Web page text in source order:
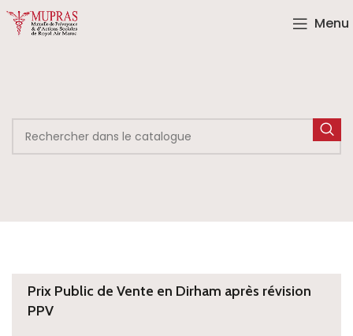
Menu
Prix Public de Vente en Dirham après révision
PPV